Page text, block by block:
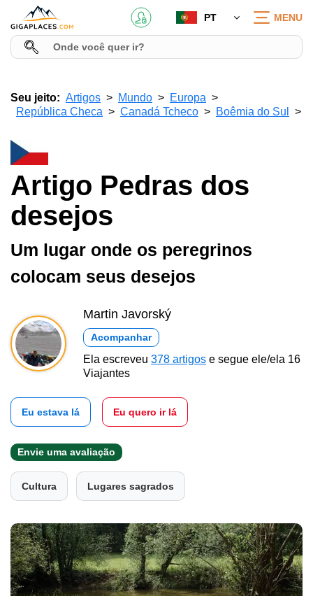
PT MENU
Seu jeito: Artigos Mundo
Europa
República Checa
Canadá Tcheco Boêmia do Sul
Artigo Pedras dos
desejos
Um lugar onde os peregrinos
colocam seus desejos
Martin Javorský
Acompanhar
Ela escreveu 378 artigos e segue ele/ela 16
Viajantes
Eu estava lá Eu quero ir lá
Envie uma avaliação
Cultura Lugares sagrados